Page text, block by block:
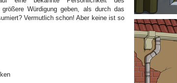
Würdigung geben, als durch das
Vermutlich schon! Aber keine ist so